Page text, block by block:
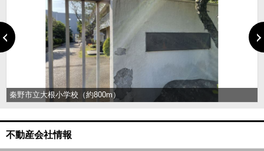
秦野市立大根小学校（約800m）
不動産会社情報